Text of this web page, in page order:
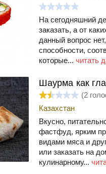
На сегодняшний
заказать, а от
данный вопрос
способности,
которые... читать
Шаурма как
(2
Казахстан
Вкусно,
фастфуд, ярким
видами мяса и
или заказать на
кулинарному...